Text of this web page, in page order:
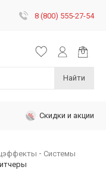
8 (800) 555-27-54
Найти
Скидки и акции
Системы